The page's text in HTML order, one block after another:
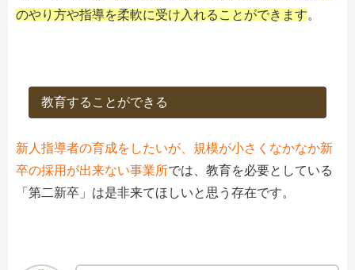
のやり方や指導を柔軟に受け入れることができます。
教育することができる
新人指導者の育成をしたいが、規模が小さくなかなか新
卒の採用が出来ない事業所では、教育を必要としている
「第二新卒」は是非来てほしいと思う存在です。